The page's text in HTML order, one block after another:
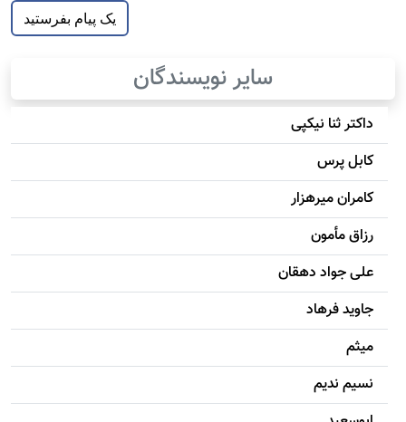
سایر نویسندگان
داکتر ثنا نیکپی
کابل پرس
کامران میرهزار
رزاق مأمون
علی جواد دهقان
جاويد فرهاد
میثم
نسیم ندیم